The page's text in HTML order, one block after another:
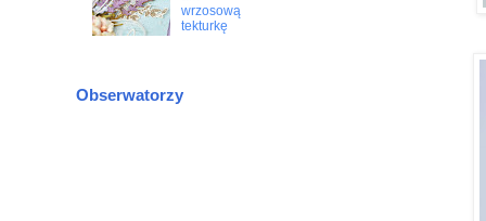
wrzosową
tekturkę
Obserwatorzy